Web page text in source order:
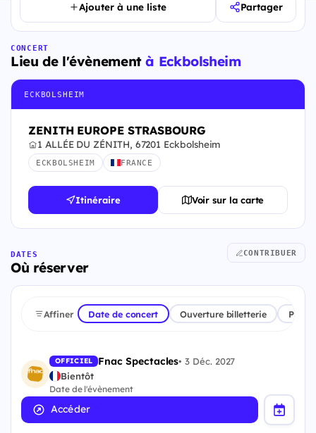
Ajouter à une liste Partager
CONCERT
Lieu de l'évènementà Eckbolsheim
ECKBOLSHEIM
ZENITH EUROPE STRASBOURG
1 ALLÉE DU ZÉNITH, 67201 Eckbolsheim
ECKBOLSHEIM FRANCE
Itinéraire Voir sur la carte
DATES
Où réserver
CONTRIBUER
Affiner Date de concert Ouverture billetterie
OFFICIEL Fnac Spectacles•3 Déc. 2027
Bientôt
Date de l'évènement
Accéder